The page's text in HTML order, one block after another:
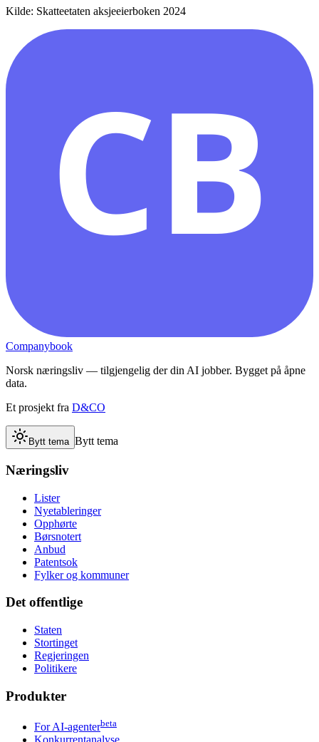
Kilde: Skatteetaten aksjeeierboken 2024
CB
Companybook
Norsk næringsliv — tilgjengelig der din AI jobber. Bygget på åpne
data.
Et prosjekt fra D&CO
Bytt tema Bytt tema
Næringsliv
Lister
Nyetableringer
Opphørte
Børsnotert
Anbud
Patentsok
Fylker og kommuner
Det offentlige
Staten
Stortinget
Regjeringen
Politikere
Produkter
For AI-agenterbeta
Konkurrentanalyse